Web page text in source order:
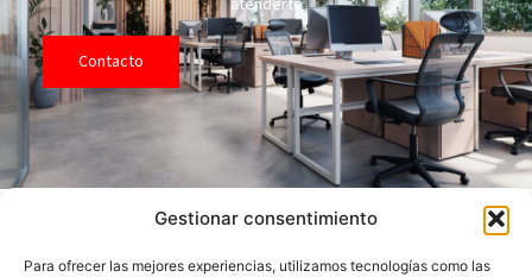
Gestionar consentimiento
Para ofrecer las mejores experiencias, utilizamos tecnologías como las
atenderte
Contacto